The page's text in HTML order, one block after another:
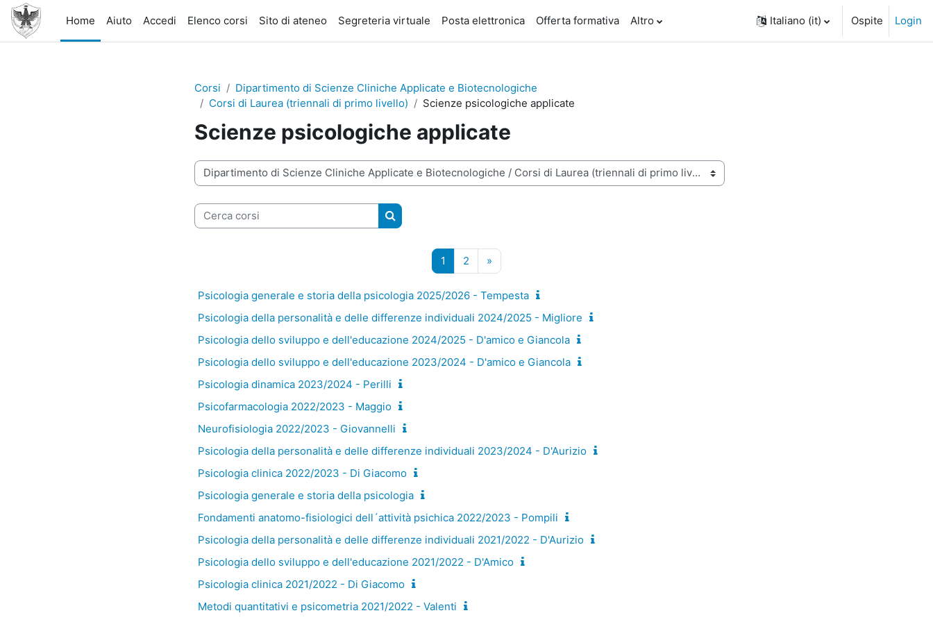
Vai al contenuto principale
Home
Aiuto Accedi Elenco corsi Sito di ateneo Segreteria virtuale Posta elettronica Offerta formativa Altro Italiano ‎(it)‎ Ospite Login
Corsi
Dipartimento di Scienze Cliniche Applicate e Biotecnologiche
Corsi di Laurea (triennali di primo livello)
Scienze psicologiche applicate
Scienze psicologiche applicate
Categorie di corso
Cerca corsi
Cerca corsi
1 Pagina 1
2 Pagina 2
»
Psicologia generale e storia della psicologia 2025/2026 - Tempesta
Psicologia della personalità e delle differenze individuali 2024/2025 - Migliore
Psicologia dello sviluppo e dell'educazione 2024/2025 - D'amico e Giancola
Psicologia dello sviluppo e dell'educazione 2023/2024 - D'amico e Giancola
Psicologia dinamica 2023/2024 - Perilli
Psicofarmacologia 2022/2023 - Maggio
Neurofisiologia 2022/2023 - Giovannelli
Psicologia della personalità e delle differenze individuali 2023/2024 - D'Aurizio
Psicologia clinica 2022/2023 - Di Giacomo
Psicologia generale e storia della psicologia
Fondamenti anatomo-fisiologici dell´attività psichica 2022/2023 - Pompili
Psicologia della personalità e delle differenze individuali 2021/2022 - D'Aurizio
Psicologia dello sviluppo e dell'educazione 2021/2022 - D'Amico
Psicologia clinica 2021/2022 - Di Giacomo
Metodi quantitativi e psicometria 2021/2022 - Valenti